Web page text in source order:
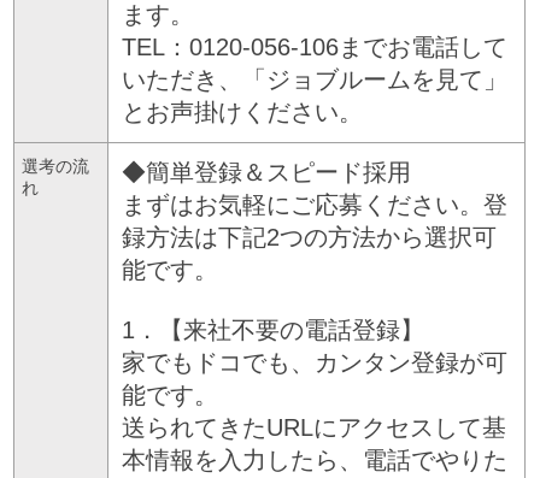
ます。
TEL：0120-056-106までお電話して
いただき、「ジョブルームを見て」
とお声掛けください。
選考の流
れ
◆簡単登録＆スピード採用
まずはお気軽にご応募ください。登
録方法は下記2つの方法から選択可
能です。
1．【来社不要の電話登録】
家でもドコでも、カンタン登録が可
能です。
送られてきたURLにアクセスして基
本情報を入力したら、電話でやりた